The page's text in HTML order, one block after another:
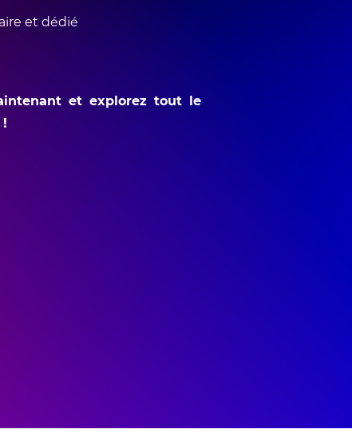
et dédié
et explorez tout le